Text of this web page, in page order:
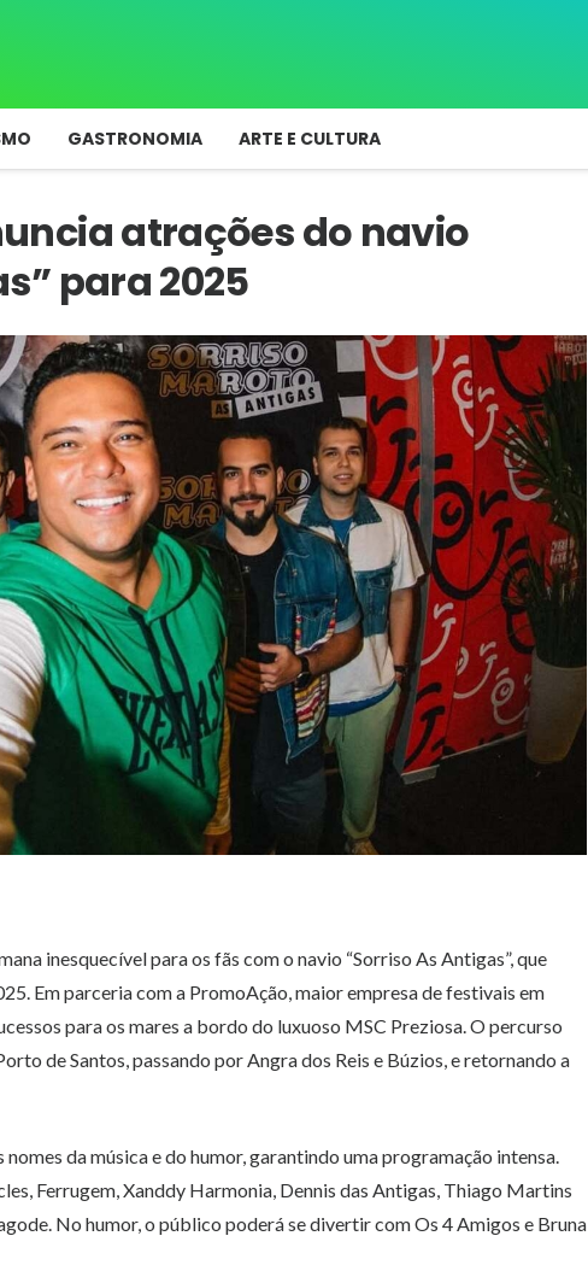
GASTRONOMIA ARTE E CULTURA
atrações do navio
para 2025
inesquecível para os fãs com o navio “Sorriso As Antigas”, que
Em parceria com a PromoAção, maior empresa de festivais em
para os mares a bordo do luxuoso MSC Preziosa. O percurso
de Santos, passando por Angra dos Reis e Búzios, e retornando a
da música e do humor, garantindo uma programação intensa.
Ferrugem, Xanddy Harmonia, Dennis das Antigas, Thiago Martins
No humor, o público poderá se divertir com Os 4 Amigos e Bruna